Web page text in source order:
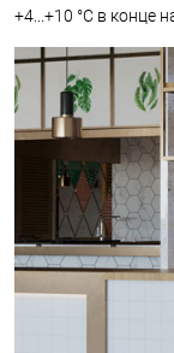
+4...+10 °С в конце